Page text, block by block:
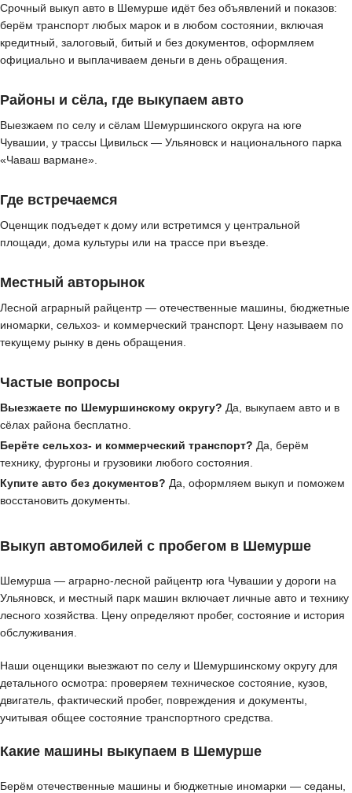
Срочный выкуп авто в Шемурше идёт без объявлений и показов:
берём транспорт любых марок и в любом состоянии, включая
кредитный, залоговый, битый и без документов, оформляем
официально и выплачиваем деньги в день обращения.
Районы и сёла, где выкупаем авто
Выезжаем по селу и сёлам Шемуршинского округа на юге
Чувашии, у трассы Цивильск — Ульяновск и национального парка
«Чаваш вармане».
Где встречаемся
Оценщик подъедет к дому или встретимся у центральной
площади, дома культуры или на трассе при въезде.
Местный авторынок
Лесной аграрный райцентр — отечественные машины, бюджетные
иномарки, сельхоз- и коммерческий транспорт. Цену называем по
текущему рынку в день обращения.
Частые вопросы
Выезжаете по Шемуршинскому округу? Да, выкупаем авто и в
сёлах района бесплатно.
Берёте сельхоз- и коммерческий транспорт? Да, берём
технику, фургоны и грузовики любого состояния.
Купите авто без документов? Да, оформляем выкуп и поможем
восстановить документы.
Выкуп автомобилей с пробегом в Шемурше
Шемурша — аграрно-лесной райцентр юга Чувашии у дороги на
Ульяновск, и местный парк машин включает личные авто и технику
лесного хозяйства. Цену определяют пробег, состояние и история
обслуживания.
Наши оценщики выезжают по селу и Шемуршинскому округу для
детального осмотра: проверяем техническое состояние, кузов,
двигатель, фактический пробег, повреждения и документы,
учитывая общее состояние транспортного средства.
Какие машины выкупаем в Шемурше
Берём отечественные машины и бюджетные иномарки — седаны,